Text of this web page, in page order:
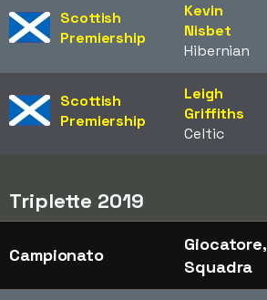
Scottish
Premiership
Kevin
Nisbet
Hibernian
Scottish
Premiership
Leigh
Griffiths
Celtic
Triplette 2019
Campionato
Giocatore,
Squadra